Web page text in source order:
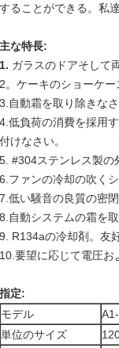
することができる。私
主な特長:
1. ガラスのドアそして
2。ケーキのショーケ
3.自動霜を取り除きな
4.低負荷の消費を採用
付けなさい。
5. #304ステンレス製の
6.ファンの冷却の吹くシ
7.低い騒音の良質の密閉
8.自動システムの霜を取
9. R134aの冷却剤。友
10.要望に応じて電圧お
指定:
モデル
単位のサイズ